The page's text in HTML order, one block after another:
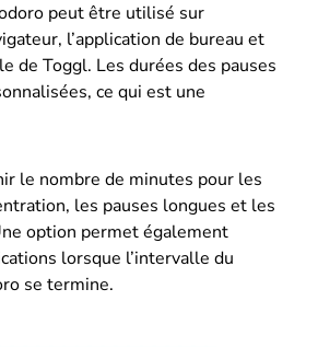
peut être utilisé sur
l’application de bureau et
de Toggl. Les durées des pauses
ce qui est une
le nombre de minutes pour les
les pauses longues et les
option permet également
lorsque l’intervalle du
se termine.